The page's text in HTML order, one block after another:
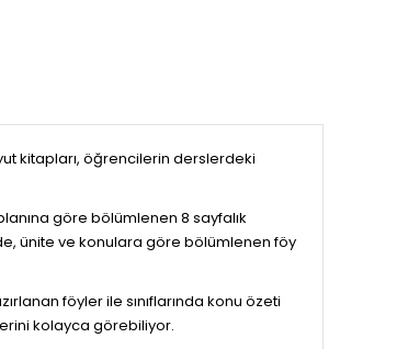
kitapları, öğrencilerin derslerdeki
göre bölümlenen 8 sayfalık
ünite ve konulara göre bölümlenen föy
föyler ile sınıflarında konu özeti
kolayca görebiliyor.